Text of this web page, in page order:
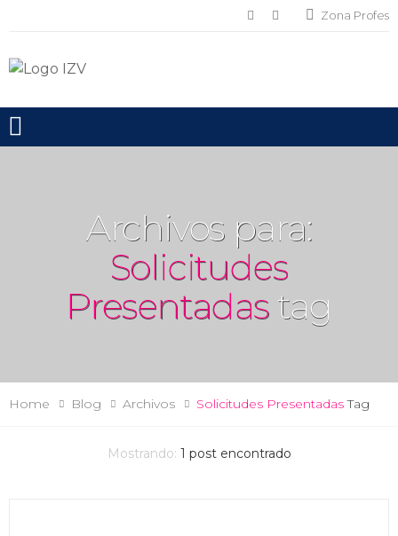
Zona Profes
Toggle mobile menu
Archivos para:
Solicitudes
Presentadas tag
Home Blog Archivos Solicitudes PresentadasTag
Mostrando: 1 post encontrado